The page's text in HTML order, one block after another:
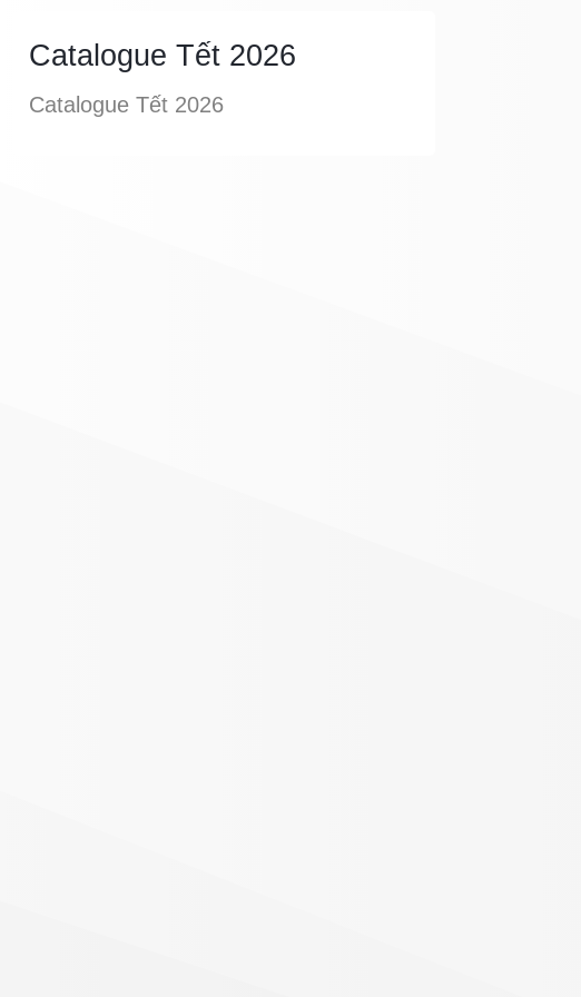
Catalogue Tết 2026
Catalogue Tết 2026